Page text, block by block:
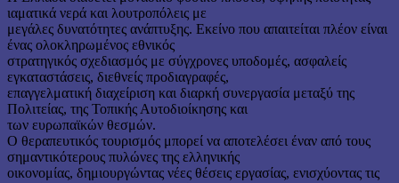
ιαματικά νερά και λουτροπόλεις με
μεγάλες δυνατότητες ανάπτυξης. Εκείνο που απαιτείται πλέον είναι
ένας ολοκληρωμένος εθνικός
στρατηγικός σχεδιασμός με σύγχρονες υποδομές, ασφαλείς
εγκαταστάσεις, διεθνείς προδιαγραφές,
επαγγελματική διαχείριση και διαρκή συνεργασία μεταξύ της
Πολιτείας, της Τοπικής Αυτοδιοίκησης και
των ευρωπαϊκών θεσμών.
Ο θεραπευτικός τουρισμός μπορεί να αποτελέσει έναν από τους
σημαντικότερους πυλώνες της ελληνικής
οικονομίας, δημιουργώντας νέες θέσεις εργασίας, ενισχύοντας τις